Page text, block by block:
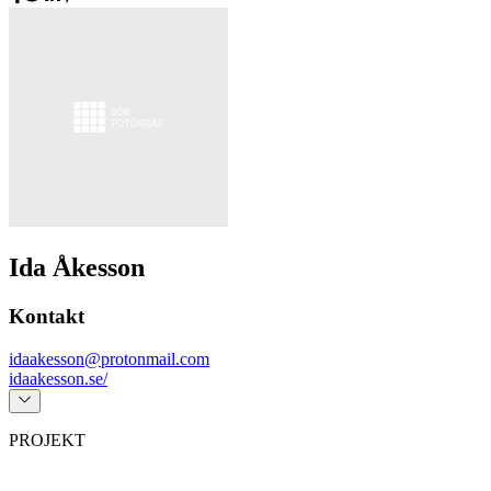
Ida Åkesson
Kontakt
idaakesson@protonmail.com
idaakesson.se/
PROJEKT